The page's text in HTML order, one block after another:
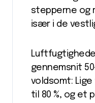
stepperne og
især i de
gennemsnit
voldsomt:
til 80 %, og et